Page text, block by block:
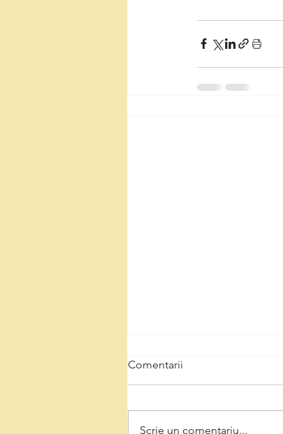
Comentarii
Scrie un comentariu...